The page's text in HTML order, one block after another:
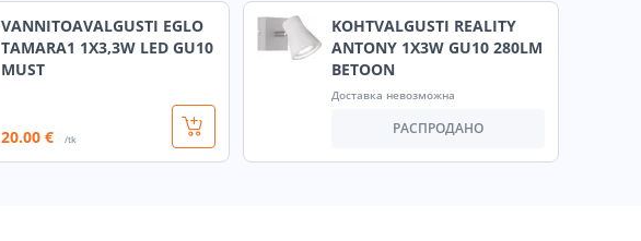
VANNITOAVALGUSTI EGLO
TAMARA1 1X3,3W LED GU10
MUST
20.00 € /tk
KOHTVALGUSTI REALITY
ANTONY 1X3W GU10 280LM
BETOON
Доставка невозможна
РАСПРОДАНО